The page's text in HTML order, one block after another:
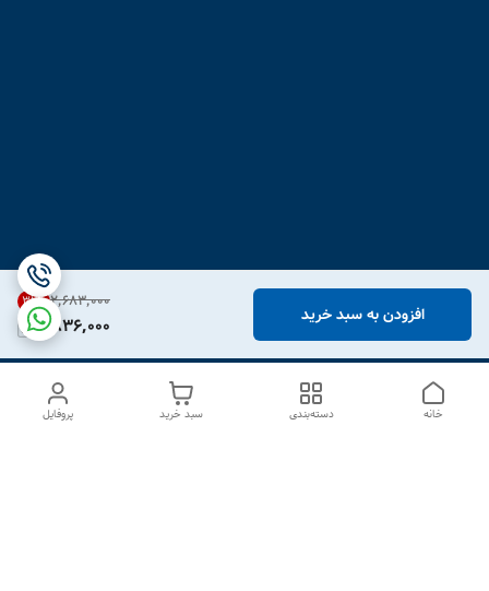
۲٬۶۸۳٬۰۰۰ 31%
1,836,000 افزودن به سبد خرید
پروفایل سبد خرید دسته‌بندی خانه